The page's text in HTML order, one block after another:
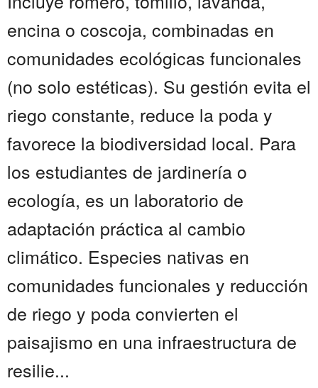
encina o coscoja, combinadas en
comunidades ecológicas funcionales
(no solo estéticas). Su gestión evita el
riego constante, reduce la poda y
favorece la biodiversidad local. Para
los estudiantes de jardinería o
ecología, es un laboratorio de
adaptación práctica al cambio
climático. Especies nativas en
comunidades funcionales y reducción
de riego y poda convierten el
paisajismo en una infraestructura de
resilie...